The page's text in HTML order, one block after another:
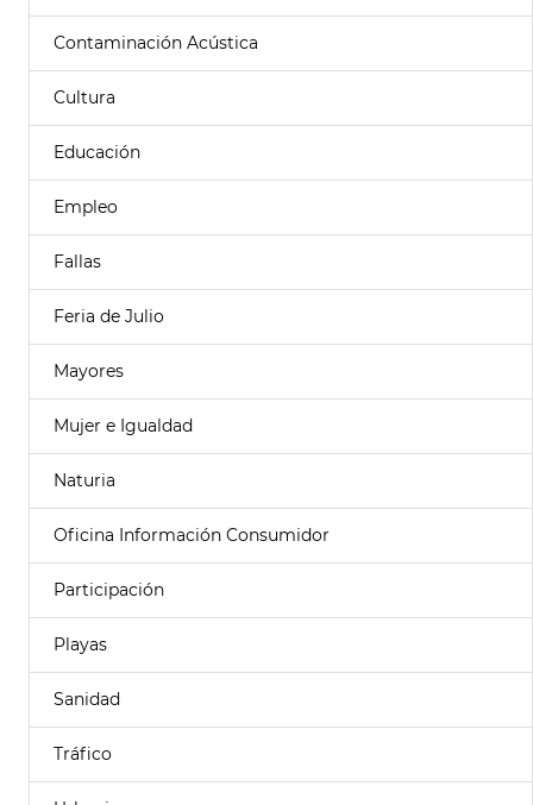
Contaminación Acústica
Cultura
Educación
Empleo
Fallas
Feria de Julio
Mayores
Mujer e Igualdad
Naturia
Oficina Información Consumidor
Participación
Playas
Sanidad
Tráfico